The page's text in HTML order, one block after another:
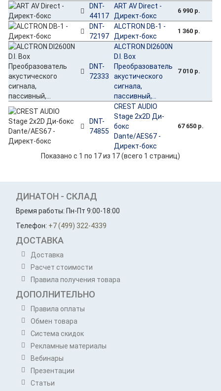
DNT-
44117
ART AV Direct -
Директ-бокс
6 990 р.
DNT-
72197
ALCTRON DB-1 -
Директ-бокс
1 360 р.
DNT-
72333
ALCTRON DI2600N
D.I. Box
Преобразователь
акустического
сигнала,
пассивный,...
7 010 р.
DNT-
74855
CREST AUDIO
Stage 2x2D Ди-
бокс
Dante/AES67 -
Директ-бокс
67 650 р.
Показано с 1 по 17 из 17 (всего 1 страниц)
ДИНАТОН - СКЛАД
Время работы: Пн-Пт 9:00-18:00
Телефон: +7 (499) 322-4339
ДОСТАВКА
Доставка
Расчет стоимости
Правила получения товара
ДОПОЛНИТЕЛЬНО
Правила оплаты
Обмен товара
Система скидок
Рекламные материалы
Вебинары
Презентации
Статьи